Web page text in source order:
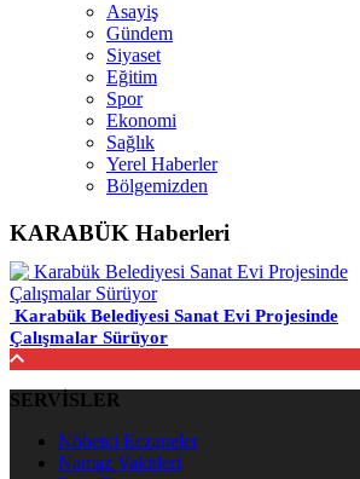
Asayiş
Gündem
Siyaset
Eğitim
Spor
Ekonomi
Sağlık
Yerel Haberler
Bölgemizden
KARABÜK Haberleri
Karabük Belediyesi Sanat Evi Projesinde
Çalışmalar Sürüyor
SERVİSLER
Nöbetçi Eczaneler
Namaz Vakitleri